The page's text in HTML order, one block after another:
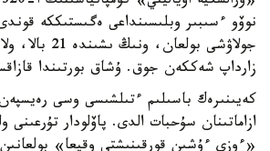
جولاۋشى
زارداپ شەككەن جوق. ۇشاق بورتىندا
كەيىنىرەك باسىلىم ءتىلشىسى وسى
ازاماتىنان سۇحبات الدى. پاۆلودار تۇرعىنى